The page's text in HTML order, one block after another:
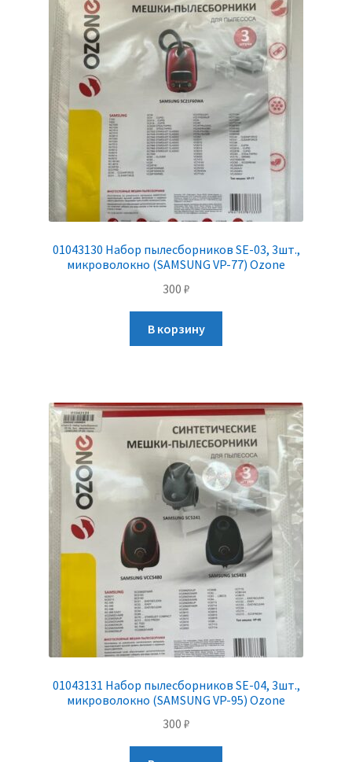
01043130 Набор пылесборников SE-03, 3шт.,
микроволокно (SAMSUNG VP-77) Ozone
300 ₽
В корзину
01043131 Набор пылесборников SE-04, 3шт.,
микроволокно (SAMSUNG VP-95) Ozone
300 ₽